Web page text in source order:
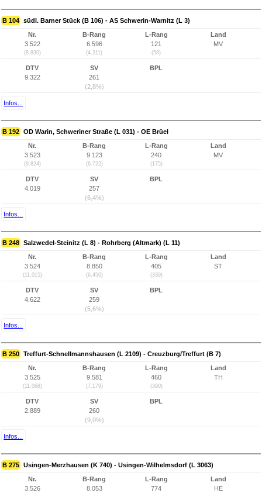
B 104 südl. Barner Stück (B 106) - AS Schwerin-Warnitz (L 3)
Nr.
3.522
(8.830)
B-Rang
6.596
(4.211)
L-Rang
121
(58)
Land
MV
DTV
9.322
SV
261
(2,8%)
BPL
Infos...
B 192 OD Warin, Schweriner Straße (L 031) - OE Brüel
Nr.
3.523
(9.824)
B-Rang
9.123
(6.722)
L-Rang
240
(175)
Land
MV
DTV
4.019
SV
257
(6,4%)
BPL
Infos...
B 248 Salzwedel-Steinitz (L 8) - Rohrberg (Altmark) (L 11)
Nr.
3.524
(11.015)
B-Rang
8.850
(6.450)
L-Rang
405
(339)
Land
ST
DTV
4.622
SV
259
(5,6%)
BPL
Infos...
B 250 Treffurt-Schnellmannshausen (L 2109) - Creuzburg/Treffurt (B 7)
Nr.
3.525
(11.068)
B-Rang
9.581
(7.179)
L-Rang
460
(390)
Land
TH
DTV
2.889
SV
260
(9,0%)
BPL
Infos...
B 275 Usingen-Merzhausen (K 740) - Usingen-Wilhelmsdorf (L 3063)
Nr.
3.526
B-Rang
8.053
L-Rang
774
Land
HE